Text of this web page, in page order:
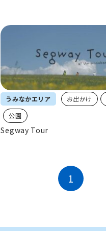
うみなかエリア お出かけ
公園
Segway Tour
1